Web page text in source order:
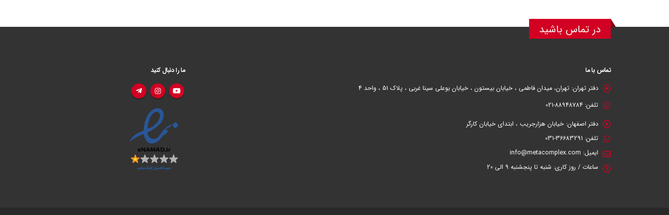
در تماس باشید
تماس با ما
دفتر تهران: تهران، میدان فاطمی ، خیابان بیستون ، خیابان بوعلی سینا غربی ، پلاک 51 ، واحد 4
تلفن: 88948784-021
دفتر اصفهان: خیابان هزارجریب ، ابتدای خیابان کارگر
تلفن: 36683291-031
ایمیل: info@metacomplex.com
ساعات / روز کاری: شنبه تا پنجشنبه 9 الی 20
ما را دنبال کنید